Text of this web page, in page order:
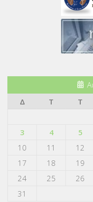
Δ
Τ Τ
3
4 5
10
11 12
17
18 19
24
25 26
31